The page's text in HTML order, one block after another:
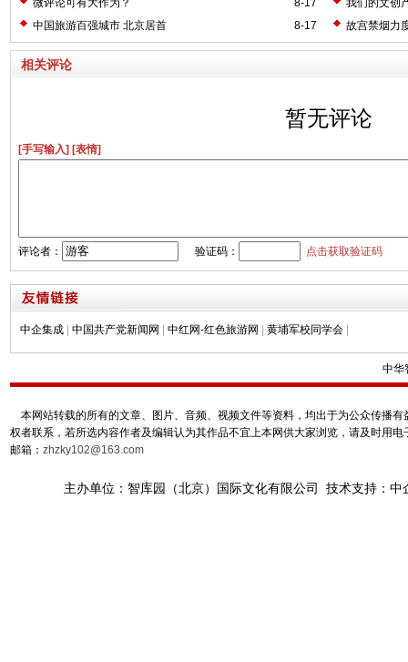
8-17
微评论可有大作为？
我们的文创
8-17
中国旅游百强城市 北京居首 故宫禁烟力
相关评论
暂无评论
[手写输入] [表情]
评论者： 验证码： 点击获取验证码
中企集成 中国共产党新闻网 中红网-红色旅游网 黄埔军校同学会
中华
本网站转载的所有的文章、图片、音频、视频文件等资料，均出于为公众传播
权者联系，若所选内容作者及编辑认为其作品不宜上本网供大家浏览，请及时用
邮箱： zhzky102@163.com
主办单位：智库园（北京）国际文化有限公司 技术支持：